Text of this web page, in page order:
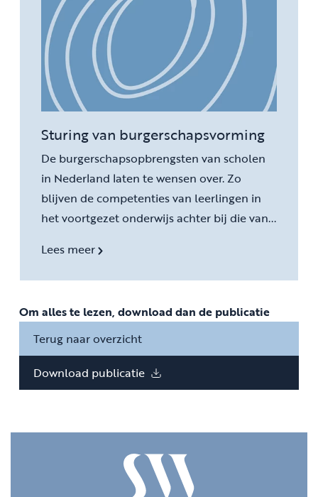
Sturing van burgerschapsvorming
De burgerschapsopbrengsten van scholen
in Nederland laten te wensen over. Zo
blijven de competenties van leerlingen in
het voortgezet onderwijs achter bij die van...
Lees meer
Om alles te lezen, download dan de publicatie
Terug naar overzicht
Download publicatie